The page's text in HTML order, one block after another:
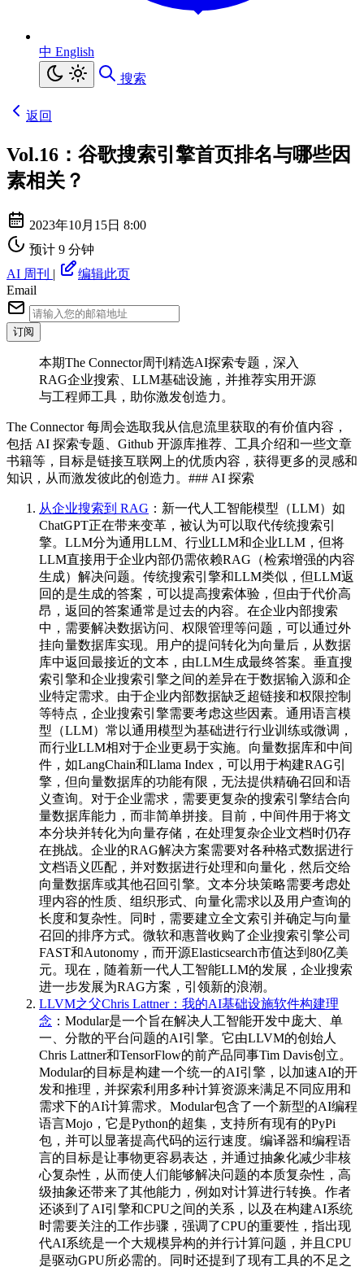
中 English
搜索
返回
Vol.16：谷歌搜索引擎首页排名与哪些因
素相关？
2023年10月15日 8:00
预计 9 分钟
AI 周刊 |
编辑此页
Email
订阅
本期The Connector周刊精选AI探索专题，深入
RAG企业搜索、LLM基础设施，并推荐实用开源
与工程师工具，助你激发创造力。
The Connector 每周会选取我从信息流里获取的有价值内容，
包括 AI 探索专题、Github 开源库推荐、工具介绍和一些文章
书籍等，目标是链接互联网上的优质内容，获得更多的灵感和
知识，从而激发彼此的创造力。### AI 探索
从企业搜索到 RAG ：新一代人工智能模型（LLM）如
ChatGPT正在带来变革，被认为可以取代传统搜索引
擎。LLM分为通用LLM、行业LLM和企业LLM，但将
LLM直接用于企业内部仍需依赖RAG（检索增强的内容
生成）解决问题。传统搜索引擎和LLM类似，但LLM返
回的是生成的答案，可以提高搜索体验，但由于代价高
昂，返回的答案通常是过去的内容。在企业内部搜索
中，需要解决数据访问、权限管理等问题，可以通过外
挂向量数据库实现。用户的提问转化为向量后，从数据
库中返回最接近的文本，由LLM生成最终答案。垂直搜
索引擎和企业搜索引擎之间的差异在于数据输入源和企
业特定需求。由于企业内部数据缺乏超链接和权限控制
等特点，企业搜索引擎需要考虑这些因素。通用语言模
型（LLM）常以通用模型为基础进行行业训练或微调，
而行业LLM相对于企业更易于实施。向量数据库和中间
件，如LangChain和Llama Index，可以用于构建RAG引
擎，但向量数据库的功能有限，无法提供精确召回和语
义查询。对于企业需求，需要更复杂的搜索引擎结合向
量数据库能力，而非简单拼接。目前，中间件用于将文
本分块并转化为向量存储，在处理复杂企业文档时仍存
在挑战。企业的RAG解决方案需要对各种格式数据进行
文档语义匹配，并对数据进行处理和向量化，然后交给
向量数据库或其他召回引擎。文本分块策略需要考虑处
理内容的性质、组织形式、向量化需求以及用户查询的
长度和复杂性。同时，需要建立全文索引并确定与向量
召回的排序方式。微软和惠普收购了企业搜索引擎公司
FAST和Autonomy，而开源Elasticsearch市值达到80亿美
元。现在，随着新一代人工智能LLM的发展，企业搜索
进一步发展为RAG方案，引领新的浪潮。
LLVM之父Chris Lattner：我的AI基础设施软件构建理
念 ：Modular是一个旨在解决人工智能开发中庞大、单
一、分散的平台问题的AI引擎。它由LLVM的创始人
Chris Lattner和TensorFlow的前产品同事Tim Davis创立。
Modular的目标是构建一个统一的AI引擎，以加速AI的开
发和推理，并探索利用多种计算资源来满足不同应用和
需求下的AI计算需求。Modular包含了一个新型的AI编程
语言Mojo，它是Python的超集，支持所有现有的PyPi
包，并可以显著提高代码的运行速度。编译器和编程语
言的目标是让事物更容易表达，并通过抽象化减少非核
心复杂性，从而使人们能够解决问题的本质复杂性，高
级抽象还带来了其他能力，例如对计算进行转换。作者
还谈到了AI引擎和CPU之间的关系，以及在构建AI系统
时需要关注的工作步骤，强调了CPU的重要性，指出现
代AI系统是一个大规模异构的并行计算问题，并且CPU
是驱动GPU所必需的。同时还提到了现有工具的不足之